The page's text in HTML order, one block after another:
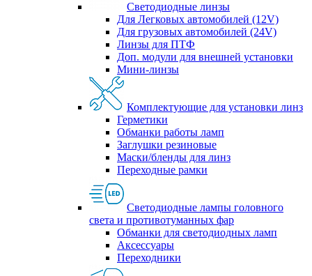
Светодиодные линзы
Для Легковых автомобилей (12V)
Для грузовых автомобилей (24V)
Линзы для ПТФ
Доп. модули для внешней установки
Мини-линзы
Комплектующие для установки линз
Герметики
Обманки работы ламп
Заглушки резиновые
Маски/бленды для линз
Переходные рамки
Светодиодные лампы головного
света и противотуманных фар
Обманки для светодиодных ламп
Аксессуары
Переходники